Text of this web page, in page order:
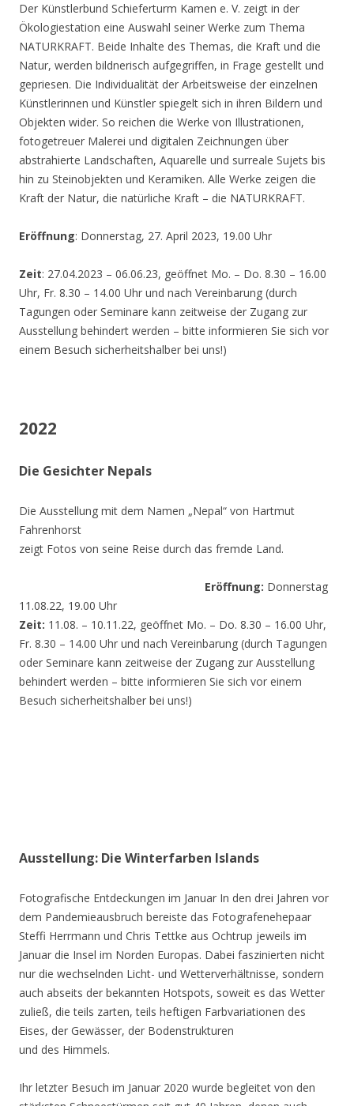
Der Künstlerbund Schieferturm Kamen e. V. zeigt in der
Ökologiestation eine Auswahl seiner Werke zum Thema
NATURKRAFT. Beide Inhalte des Themas, die Kraft und die
Natur, werden bildnerisch aufgegriffen, in Frage gestellt und
gepriesen. Die Individualität der Arbeitsweise der einzelnen
Künstlerinnen und Künstler spiegelt sich in ihren Bildern und
Objekten wider. So reichen die Werke von Illustrationen,
fotogetreuer Malerei und digitalen Zeichnungen über
abstrahierte Landschaften, Aquarelle und surreale Sujets bis
hin zu Steinobjekten und Keramiken. Alle Werke zeigen die
Kraft der Natur, die natürliche Kraft – die NATURKRAFT.
Eröffnung: Donnerstag, 27. April 2023, 19.00 Uhr
Zeit: 27.04.2023 – 06.06.23, geöffnet Mo. – Do. 8.30 – 16.00
Uhr, Fr. 8.30 – 14.00 Uhr und nach Vereinbarung (durch
Tagungen oder Seminare kann zeitweise der Zugang zur
Ausstellung behindert werden – bitte informieren Sie sich vor
einem Besuch sicherheitshalber bei uns!)
2022
Die Gesichter Nepals
Die Ausstellung mit dem Namen „Nepal“ von Hartmut
Fahrenhorst
zeigt Fotos von seine Reise durch das fremde Land.
Eröffnung: Donnerstag
11.08.22, 19.00 Uhr
Zeit: 11.08. – 10.11.22, geöffnet Mo. – Do. 8.30 – 16.00 Uhr,
Fr. 8.30 – 14.00 Uhr und nach Vereinbarung (durch Tagungen
oder Seminare kann zeitweise der Zugang zur Ausstellung
behindert werden – bitte informieren Sie sich vor einem
Besuch sicherheitshalber bei uns!)
Ausstellung: Die Winterfarben Islands
Fotografische Entdeckungen im Januar In den drei Jahren vor
dem Pandemieausbruch bereiste das Fotografenehepaar
Steffi Herrmann und Chris Tettke aus Ochtrup jeweils im
Januar die Insel im Norden Europas. Dabei faszinierten nicht
nur die wechselnden Licht- und Wetterverhältnisse, sondern
auch abseits der bekannten Hotspots, soweit es das Wetter
zuließ, die teils zarten, teils heftigen Farbvariationen des
Eises, der Gewässer, der Bodenstrukturen
und des Himmels.
Ihr letzter Besuch im Januar 2020 wurde begleitet von den